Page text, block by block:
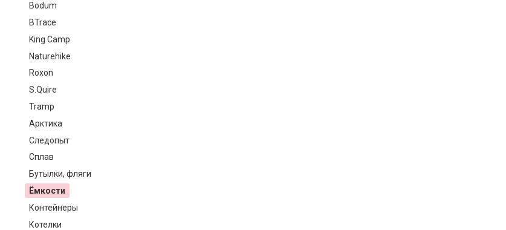
Bodum
BTrace
King Camp
Naturehike
Roxon
S.Quire
Tramp
Арктика
Следопыт
Сплав
Бутылки, фляги
Ёмкости
Контейнеры
Котелки